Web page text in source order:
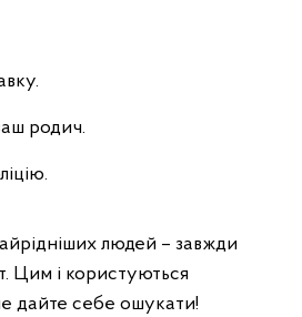
родич.
людей – завжди
Цим і користуються
дайте себе ошукати!